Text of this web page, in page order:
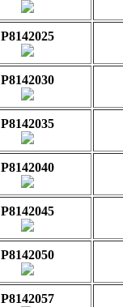
P8142025
P8142030
P8142035
P8142040
P8142045
P8142050
P8142057